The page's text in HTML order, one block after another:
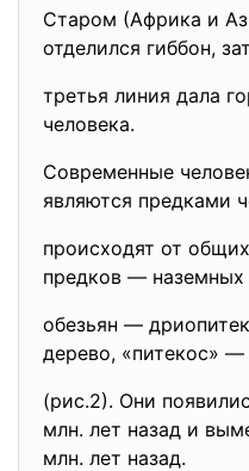
Старом (Африка и
отделился гиббон,
третья линия дала
человека.
Современные
являются предками
происходят от
предков — наземных
обезьян —
дерево, «питекос» —
(рис.2). Они
млн. лет назад и
млн. лет назад.